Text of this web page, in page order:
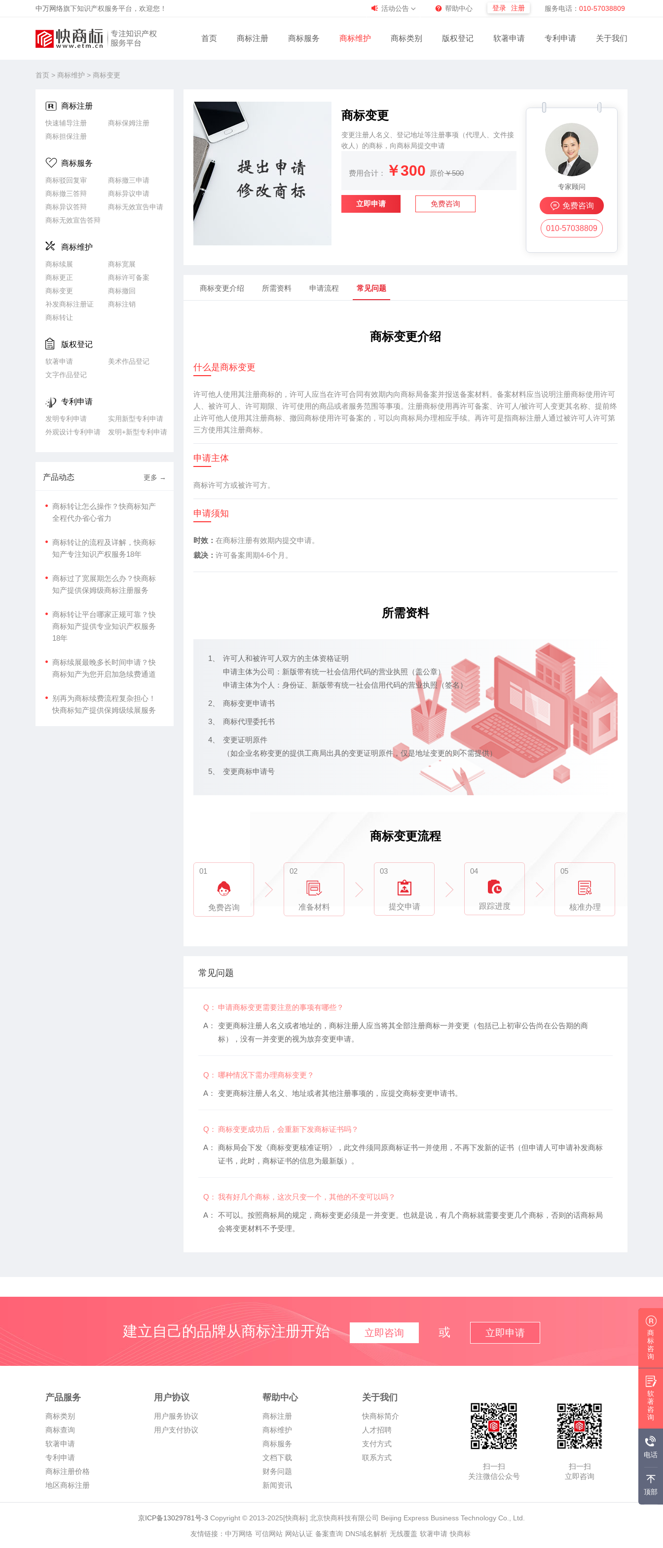
中万网络旗下知识产权服务平台，欢迎您！ 活动公告 帮助中心 登录 注册 服务电话： 010-57038809
首页 商标注册 商标服务 商标维护 商标类别 版权登记 软著申请 专利申请 关于我们
首页 > 商标维护 > 商标变更
商标注册
快速辅导注册
商标保姆注册
商标担保注册
商标服务
商标驳回复审
商标撤三申请
商标撤三答辩
商标异议申请
商标异议答辩
商标无效宣告申请
商标无效宣告答辩
商标维护
商标续展
商标宽展
商标更正
商标许可备案
商标变更
商标撤回
补发商标注册证
商标注销
商标转让
版权登记
软著申请
美术作品登记
文字作品登记
专利申请
发明专利申请
实用新型专利申请
外观设计专利申请
发明+新型专利申请
产品动态 更多 →
商标转让怎么操作？快商标知产
全程代办省心省力
商标转让的流程及详解，快商标
知产专注知识产权服务18年
商标过了宽展期怎么办？快商标
知产提供保姆级商标注册服务
商标转让平台哪家正规可靠？快
商标知产提供专业知识产权服务
18年
商标续展最晚多长时间申请？快
商标知产为您开启加急续费通道
别再为商标续费流程复杂担心！
快商标知产提供保姆级续展服务
商标变更
变更注册人名义、登记地址等注册事项（代理人、文件接
收人）的商标，向商标局提交申请
费用合计： ￥300 原价￥500
立即申请 免费咨询
专家顾问
免费咨询
010-57038809
商标变更介绍 所需资料 申请流程 常见问题
商标变更介绍
什么是商标变更
许可他人使用其注册商标的，许可人应当在许可合同有效期内向商标局备案并报送备案材料。备案材料应当说明注册商标使用许可
人、被许可人、许可期限、许可使用的商品或者服务范围等事项。注册商标使用再许可备案、许可人/被许可人变更其名称、提前终
止许可他人使用其注册商标、撤回商标使用许可备案的，可以向商标局办理相应手续。再许可是指商标注册人通过被许可人许可第
三方使用其注册商标。
申请主体
商标许可方或被许可方。
申请须知
时效： 在商标注册有效期内提交申请。
裁决： 许可备案周期4-6个月。
所需资料
1、
许可人和被许可人双方的主体资格证明
申请主体为公司：新版带有统一社会信用代码的营业执照（盖公章）
申请主体为个人：身份证、新版带有统一社会信用代码的营业执照（签名）
2、 商标变更申请书
3、 商标代理委托书
4、
变更证明原件
（如企业名称变更的提供工商局出具的变更证明原件，仅是地址变更的则不需提供）
5、 变更商标申请号
商标变更流程
01
免费咨询
02
准备材料
03
提交申请
04
跟踪进度
05
核准办理
常见问题
Q： 申请商标变更需要注意的事项有哪些？
A：
变更商标注册人名义或者地址的，商标注册人应当将其全部注册商标一并变更（包括已上初审公告尚在公告期的商
标），没有一并变更的视为放弃变更申请。
Q： 哪种情况下需办理商标变更？
A： 变更商标注册人名义、地址或者其他注册事项的，应提交商标变更申请书。
Q： 商标变更成功后，会重新下发商标证书吗？
A：
商标局会下发《商标变更核准证明》，此文件须同原商标证书一并使用，不再下发新的证书（但申请人可申请补发商标
证书，此时，商标证书的信息为最新版）。
Q： 我有好几个商标，这次只变一个，其他的不变可以吗？
A：
不可以。按照商标局的规定，商标变更必须是一并变更。也就是说，有几个商标就需要变更几个商标，否则的话商标局
会将变更材料不予受理。
建立自己的品牌从商标注册开始 立即咨询 或 立即申请
产品服务
商标类别
商标查询
软著申请
专利申请
商标注册价格
地区商标注册
用户协议
用户服务协议
用户支付协议
帮助中心
商标注册
商标维护
商标服务
文档下载
财务问题
新闻资讯
关于我们
快商标简介
人才招聘
支付方式
联系方式
扫一扫
关注微信公众号
扫一扫
立即咨询
京ICP备13029781号-3 Copyright © 2013-2025[快商标] 北京快商科技有限公司 Beijing Express Business Technology Co., Ltd.
友情链接： 中万网络 可信网站 网站认证 备案查询 DNS域名解析 无线覆盖 软著申请 快商标
商
标
咨
询
软
著
咨
询
电话
顶部